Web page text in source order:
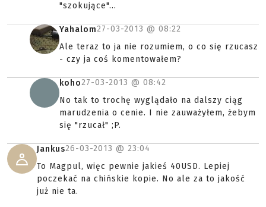
"szokujące"...
Yahalom27-03-2013 @ 08:22
Ale teraz to ja nie rozumiem, o co się rzucasz
- czy ja coś komentowałem?
koho27-03-2013 @ 08:42
No tak to trochę wyglądało na dalszy ciąg
marudzenia o cenie. I nie zauważyłem, żebym
się "rzucał" ;P.
Jankus26-03-2013 @ 23:04
To Magpul, więc pewnie jakieś 40USD. Lepiej
poczekać na chińskie kopie. No ale za to jakość
już nie ta.